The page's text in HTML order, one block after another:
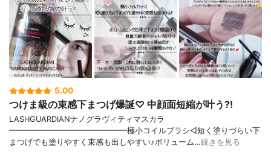
5.00
つけま級の束感下まつげ爆誕♡ 中顔面短縮が叶う?!
LASHGUARDIANナノグラヴィティマスカラ
━━━━━━━━━━━━━━━極小コイルブラシ◁短く塗りづらい下
まつげでも塗りやすく束感も出しやすい♪ボリューム…続きを見る